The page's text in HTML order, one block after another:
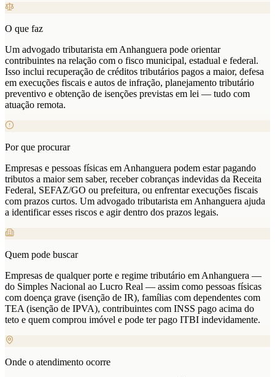
O que faz
Um advogado tributarista em Anhanguera pode orientar
contribuintes na relação com o fisco municipal, estadual e federal.
Isso inclui recuperação de créditos tributários pagos a maior, defesa
em execuções fiscais e autos de infração, planejamento tributário
preventivo e obtenção de isenções previstas em lei — tudo com
atuação remota.
Por que procurar
Empresas e pessoas físicas em Anhanguera podem estar pagando
tributos a maior sem saber, receber cobranças indevidas da Receita
Federal, SEFAZ/GO ou prefeitura, ou enfrentar execuções fiscais
com prazos curtos. Um advogado tributarista em Anhanguera ajuda
a identificar esses riscos e agir dentro dos prazos legais.
Quem pode buscar
Empresas de qualquer porte e regime tributário em Anhanguera —
do Simples Nacional ao Lucro Real — assim como pessoas físicas
com doença grave (isenção de IR), famílias com dependentes com
TEA (isenção de IPVA), contribuintes com INSS pago acima do
teto e quem comprou imóvel e pode ter pago ITBI indevidamente.
Onde o atendimento ocorre